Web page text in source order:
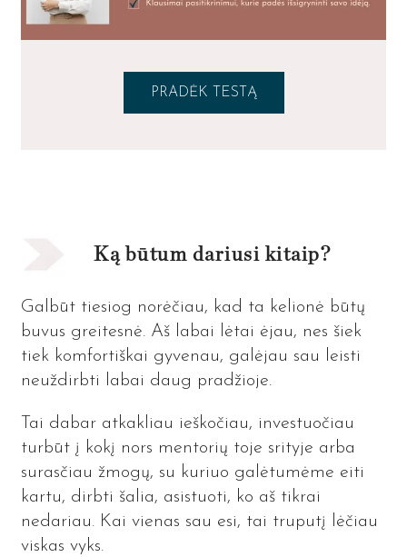
PRADĖK TESTĄ
Ką būtum dariusi kitaip?
Galbūt tiesiog norėčiau, kad ta kelionė būtų
buvus greitesnė. Aš labai lėtai ėjau, nes šiek
tiek komfortiškai gyvenau, galėjau sau leisti
neuždirbti labai daug pradžioje.
Tai dabar atkakliau ieškočiau, investuočiau
turbūt į kokį nors mentorių toje srityje arba
surasčiau žmogų, su kuriuo galėtumėme eiti
kartu, dirbti šalia, asistuoti, ko aš tikrai
nedariau. Kai vienas sau esi, tai truputį lėčiau
viskas vyks.